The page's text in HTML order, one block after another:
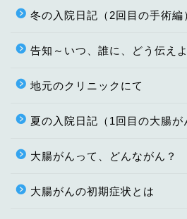
冬の入院日記（2回目の手術編
告知～いつ、誰に、どう伝え
地元のクリニックにて
夏の入院日記（1回目の大腸が
大腸がんって、どんながん？
大腸がんの初期症状とは